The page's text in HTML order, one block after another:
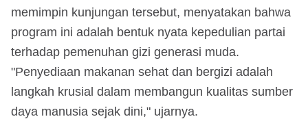
memimpin kunjungan tersebut, menyatakan bahwa
program ini adalah bentuk nyata kepedulian partai
terhadap pemenuhan gizi generasi muda.
"Penyediaan makanan sehat dan bergizi adalah
langkah krusial dalam membangun kualitas sumber
daya manusia sejak dini," ujarnya.